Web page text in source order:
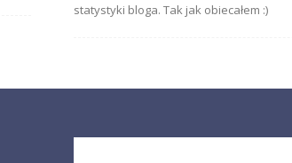
statystyki bloga. Tak jak obiecałem :)